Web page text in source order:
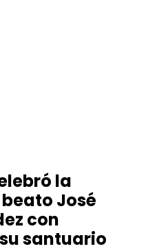
la
José
con
santuario